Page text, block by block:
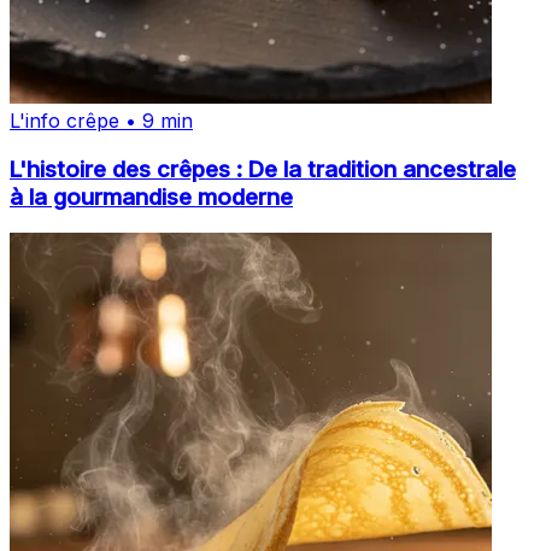
L'info crêpe • 9 min
L'histoire des crêpes : De la tradition ancestrale
à la gourmandise moderne